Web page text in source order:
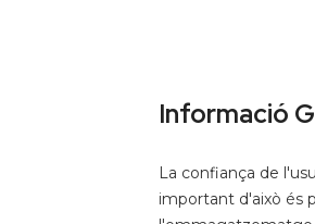
Informació
La confiança de
important d'això és